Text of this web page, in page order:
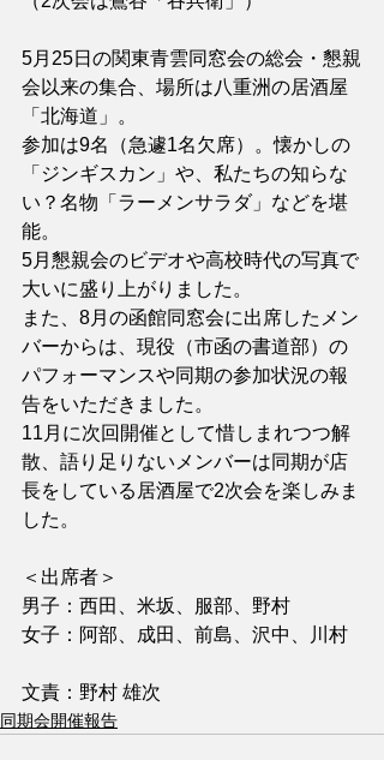
5月25日の関東青雲同窓会の総会・懇親
会以来の集合、場所は八重洲の居酒屋
「北海道」。
参加は9名（急遽1名欠席）。懐かしの
「ジンギスカン」や、私たちの知らな
い？名物「ラーメンサラダ」などを堪
能。
5月懇親会のビデオや高校時代の写真で
大いに盛り上がりました。
また、8月の函館同窓会に出席したメン
バーからは、現役（市函の書道部）の
パフォーマンスや同期の参加状況の報
告をいただきました。
11月に次回開催として惜しまれつつ解
散、語り足りないメンバーは同期が店
長をしている居酒屋で2次会を楽しみま
した。
＜出席者＞
男子：西田、米坂、服部、野村
女子：阿部、成田、前島、沢中、川村
文責：野村 雄次
同期会開催報告